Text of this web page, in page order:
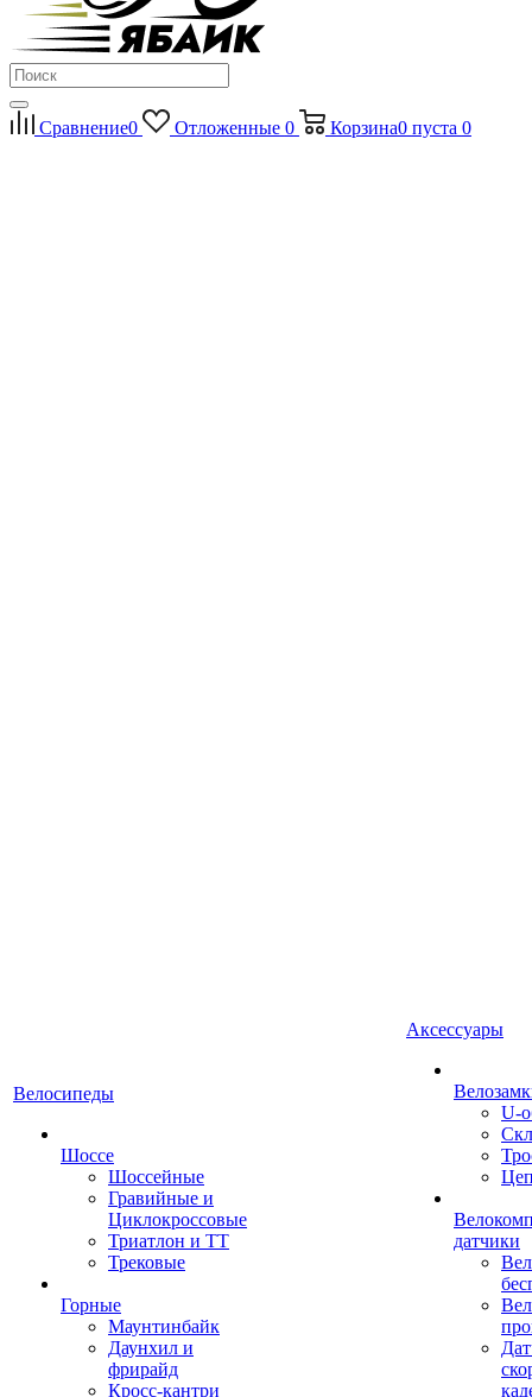
Сравнение0 Отложенные 0 Корзина0 пуста 0
Велосипеды
Шоссе
Шоссейные
Гравийные и
Циклокроссовые
Триатлон и ТТ
Трековые
Горные
Маунтинбайк
Даунхил и
фрирайд
Кросс-кантри
Аксессуары
U-
датчики